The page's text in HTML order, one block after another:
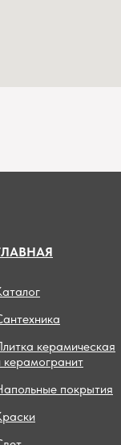
Я
керамическая
керамогранит
покрытия